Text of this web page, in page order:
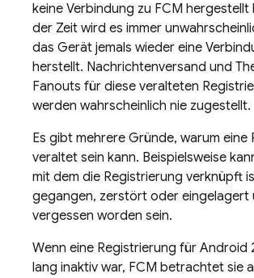
keine Verbindung zu FCM hergestellt
der Zeit wird es immer
das Gerät jemals wieder eine
herstellt. Nachrichtenversand und
Fanouts für diese veralteten
werden wahrscheinlich nie zugestellt.
Es gibt mehrere Gründe, warum eine
veraltet sein kann. Beispielsweise
mit dem die Registrierung verknüpft
gegangen, zerstört oder eingelagert
vergessen worden sein.
Wenn eine Registrierung für Android
lang inaktiv war, FCM betrachtet sie